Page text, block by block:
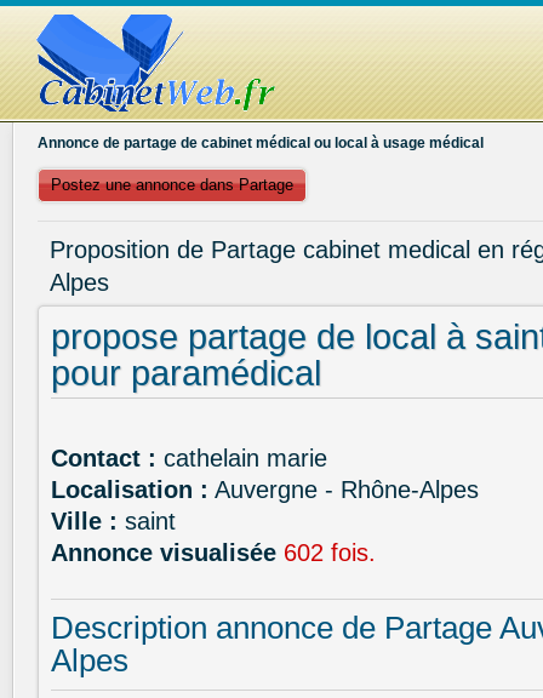
Annonce de partage de cabinet médical ou local à usage médical
Postez une annonce dans Partage
Proposition de Partage cabinet medical en
Alpes
propose partage de local à
pour paramédical
Contact : cathelain marie
Localisation : Auvergne - Rhône-Alpes
Ville : saint
Annonce visualisée 602 fois.
Description annonce de Partage
Alpes